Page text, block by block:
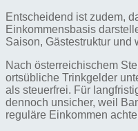
Entscheidend ist zudem,
Einkommensbasis
Saison, Gästestruktur und
Nach österreichischem
ortsübliche Trinkgelder
als steuerfrei. Für
dennoch unsicher, weil
reguläre Einkommen